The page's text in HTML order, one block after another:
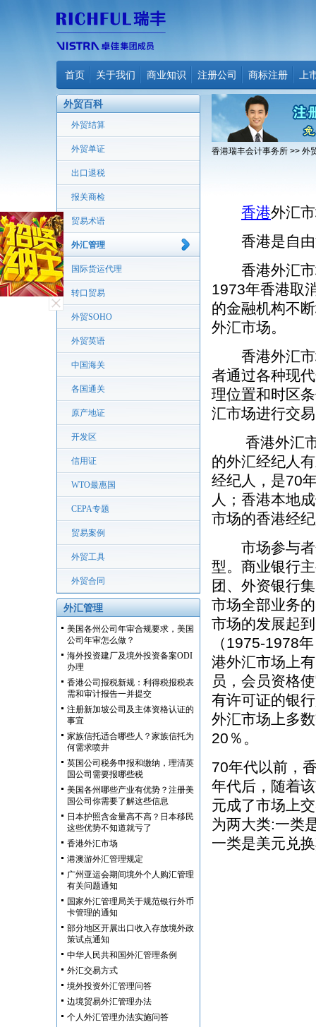
首页 关于我们 商业知识 注册公司 商标注册 上
外贸百科
外贸结算
外贸单证
出口退税
报关商检
贸易术语
外汇管理
国际货运代理
转口贸易
外贸SOHO
外贸英语
中国海关
各国通关
原产地证
开发区
信用证
WTO最惠国
CEPA专题
贸易案例
外贸工具
外贸合同
外汇管理
美国各州公司年审合规要求，美国
公司年审怎么做？
海外投资建厂及境外投资备案ODI
办理
香港公司报税新规：利得税报税表
需和审计报告一并提交
注册新加坡公司及主体资格认证的
事宜
家族信托适合哪些人？家族信托为
何需求喷井
英国公司税务申报和缴纳，理清英
国公司需要报哪些税
美国各州哪些产业有优势？注册美
国公司你需要了解这些信息
日本护照含金量高不高？日本移民
这些优势不知道就亏了
香港外汇市场
港澳游外汇管理规定
广州亚运会期间境外个人购汇管理
有关问题通知
国家外汇管理局关于规范银行外币
卡管理的通知
部分地区开展出口收入存放境外政
策试点通知
中华人民共和国外汇管理条例
外汇交易方式
境外投资外汇管理问答
边境贸易外汇管理办法
个人外汇管理办法实施问答
香港瑞丰会计事务所 >> 外
香港外汇
香港是自由
香港外汇市
1973年香港取
的金融机构不
外汇市场。
香港外汇市
者通过各种现
理位置和时区
汇市场进行交
香港外汇市
的外汇经纪人
经纪人，是70
人；香港本地
市场的香港经
市场参与者
型。商业银行
团、外资银行
市场全部业务
市场的发展起
（1975-1978
港外汇市场上
员，会员资格
有许可证的银
外汇市场上多
20％。
70年代以前，
年代后，随着
元成了市场上
为两大类:一类
一类是美元兑